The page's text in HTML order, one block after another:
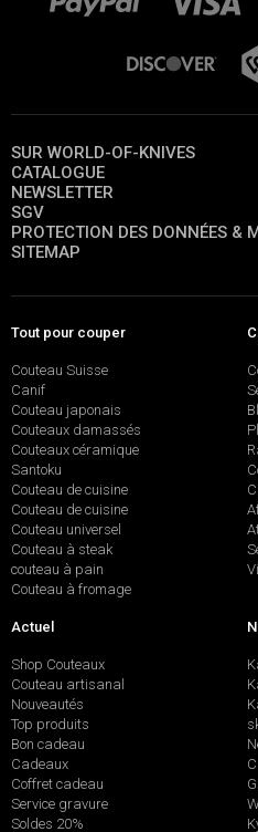
SUR WORLD-OF-KNIVES
CATALOGUE
NEWSLETTER
SGV
PROTECTION DES DONNÉES &
SITEMAP
Tout pour couper
Couteau Suisse
Canif
Couteau japonais
Couteaux damassés
Couteaux céramique
Santoku
Couteau de cuisine
Couteau de cuisine
Couteau universel
Couteau à steak
couteau à pain
Couteau à fromage
Actuel
Shop Couteaux
Couteau artisanal
Nouveautés
Top produits
Bon cadeau
Cadeaux
Coffret cadeau
Service gravure
Soldes 20%